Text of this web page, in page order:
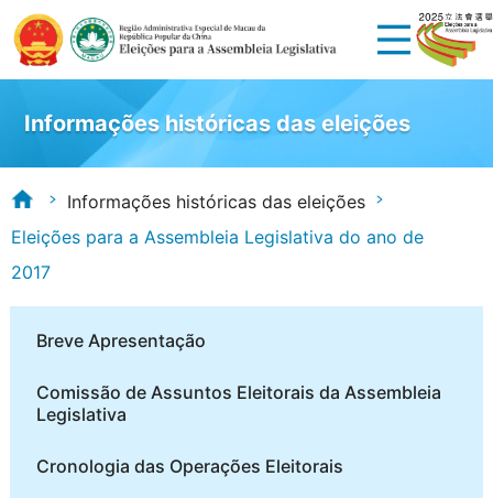
Informações históricas das eleições
Informações históricas das eleições
Eleições para a Assembleia Legislativa do ano de
2017
Breve Apresentação
Comissão de Assuntos Eleitorais da Assembleia
Legislativa
Cronologia das Operações Eleitorais